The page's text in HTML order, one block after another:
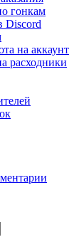
гонкам
Discord
на аккаунт
расходники